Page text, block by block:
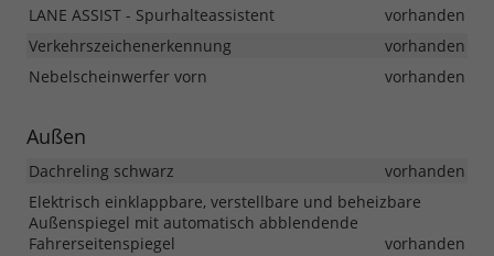
LANE ASSIST - Spurhalteassistent
vorhanden
Verkehrszeichenerkennung
vorhanden
Nebelscheinwerfer vorn
vorhanden
Außen
Dachreling schwarz
vorhanden
Elektrisch einklappbare, verstellbare und beheizbare
Außenspiegel mit automatisch abblendende
Fahrerseitenspiegel
vorhanden